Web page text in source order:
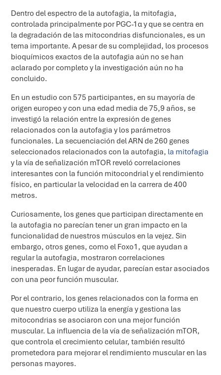
Dentro del espectro de la autofagia, la mitofagia,
controlada principalmente por PGC-1α y que se centra en
la degradación de las mitocondrias disfuncionales, es un
tema importante. A pesar de su complejidad, los procesos
bioquímicos exactos de la autofagia aún no se han
aclarado por completo y la investigación aún no ha
concluido.
En un estudio con 575 participantes, en su mayoría de
origen europeo y con una edad media de 75,9 años, se
investigó la relación entre la expresión de genes
relacionados con la autofagia y los parámetros
funcionales. La secuenciación del ARN de 260 genes
seleccionados relacionados con la autofagia, la mitofagia
y la vía de señalización mTOR reveló correlaciones
interesantes con la función mitocondrial y el rendimiento
físico, en particular la velocidad en la carrera de 400
metros.
Curiosamente, los genes que participan directamente en
la autofagia no parecían tener un gran impacto en la
funcionalidad de nuestros músculos en la vejez. Sin
embargo, otros genes, como el Foxo1, que ayudan a
regular la autofagia, mostraron correlaciones
inesperadas. En lugar de ayudar, parecían estar asociados
con una peor función muscular.
Por el contrario, los genes relacionados con la forma en
que nuestro cuerpo utiliza la energía y gestiona las
mitocondrias se asociaron con una mejor función
muscular. La influencia de la vía de señalización mTOR,
que controla el crecimiento celular, también resultó
prometedora para mejorar el rendimiento muscular en las
personas mayores.